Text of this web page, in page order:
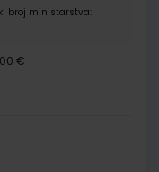
broj ministarstva:
€